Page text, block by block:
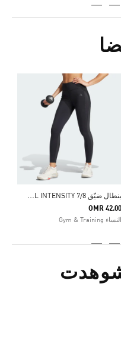
ب
نطال ضيّق COOL INTENSITY 7/8
OMR 42.00
النساء Gym & Training
شوهدت